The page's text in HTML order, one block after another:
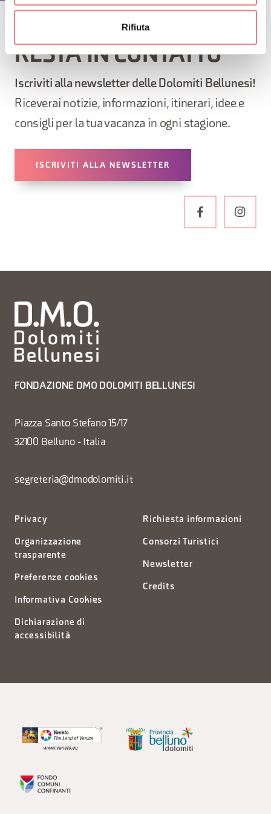
Rifiuta
RESTA IN CONTATTO
Iscriviti alla newsletter delle Dolomiti Bellunesi!
Riceverai notizie, informazioni, itinerari, idee e
consigli per la tua vacanza in ogni stagione.
ISCRIVITI ALLA NEWSLETTER
FONDAZIONE DMO DOLOMITI BELLUNESI
Piazza Santo Stefano 15/17
32100 Belluno - Italia
segreteria@dmodolomiti.it
Privacy
Organizzazione
trasparente
Preferenze cookies
Informativa Cookies
Dichiarazione di
accessibilità
Richiesta informazioni
Consorzi Turistici
Newsletter
Credits